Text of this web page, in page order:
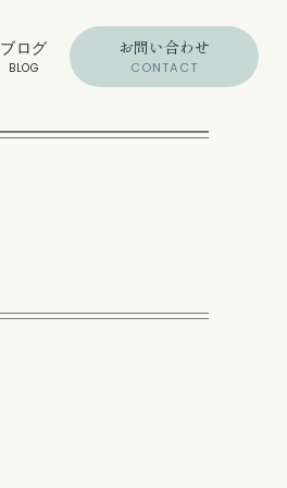
ブログ
BLOG
お問い合わせ
CONTACT